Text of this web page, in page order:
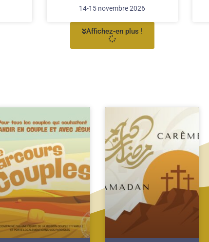
14-15 novembre 2026
Affichez-en plus !